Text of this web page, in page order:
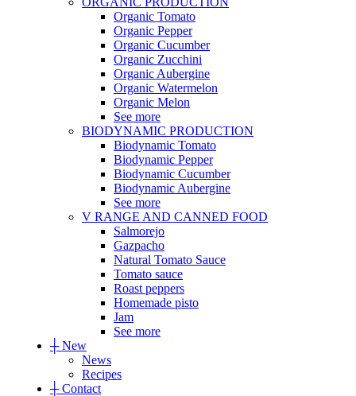
Organic Tomato
Organic Pepper
Organic Cucumber
Organic Zucchini
Organic Aubergine
Organic Watermelon
Organic Melon
See more
BIODYNAMIC PRODUCTION
Biodynamic Tomato
Biodynamic Pepper
Biodynamic Cucumber
Biodynamic Aubergine
See more
V RANGE AND CANNED FOOD
Salmorejo
Gazpacho
Natural Tomato Sauce
Tomato sauce
Roast peppers
Homemade pisto
Jam
See more
┼New
News
Recipes
┼Contact